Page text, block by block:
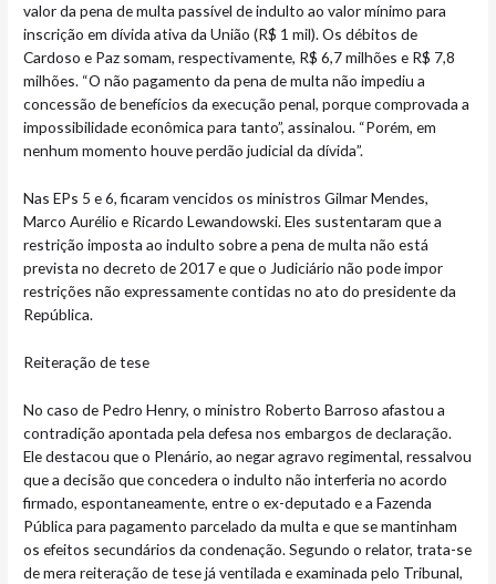
valor da pena de multa passível de indulto ao valor mínimo para
inscrição em dívida ativa da União (R$ 1 mil). Os débitos de
Cardoso e Paz somam, respectivamente, R$ 6,7 milhões e R$ 7,8
milhões. “O não pagamento da pena de multa não impediu a
concessão de benefícios da execução penal, porque comprovada a
impossibilidade econômica para tanto”, assinalou. “Porém, em
nenhum momento houve perdão judicial da dívida”.
Nas EPs 5 e 6, ficaram vencidos os ministros Gilmar Mendes,
Marco Aurélio e Ricardo Lewandowski. Eles sustentaram que a
restrição imposta ao indulto sobre a pena de multa não está
prevista no decreto de 2017 e que o Judiciário não pode impor
restrições não expressamente contidas no ato do presidente da
República.
Reiteração de tese
No caso de Pedro Henry, o ministro Roberto Barroso afastou a
contradição apontada pela defesa nos embargos de declaração.
Ele destacou que o Plenário, ao negar agravo regimental, ressalvou
que a decisão que concedera o indulto não interferia no acordo
firmado, espontaneamente, entre o ex-deputado e a Fazenda
Pública para pagamento parcelado da multa e que se mantinham
os efeitos secundários da condenação. Segundo o relator, trata-se
de mera reiteração de tese já ventilada e examinada pelo Tribunal,